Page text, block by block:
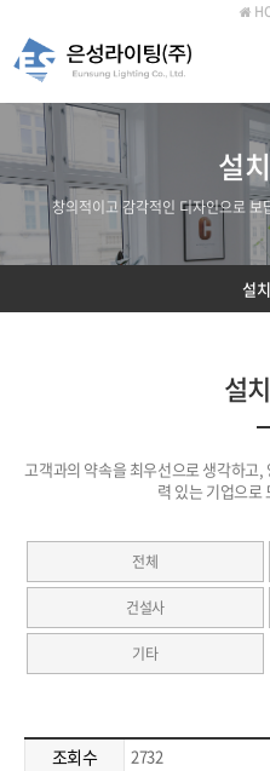
설
창의적이고 감각적인 디자인으로
설
설
고객과의 약속을 최우선으로 생각하고
력 있는 기업으로
전체
건설사
기타
조회수 2732